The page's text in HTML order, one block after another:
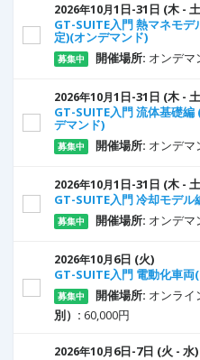
2026年10月1 日-31 日 (木 -
GT-SUITE入門 熱マネモ
定)(オンデマンド)
募集中 開催場所: オンデマ
2026年10月1 日-31 日 (木 -
GT-SUITE入門 流体基礎
デマンド)
募集中 開催場所: オンデマ
2026年10月1 日-31 日 (木 -
GT-SUITE入門 冷却モデル
募集中 開催場所: オンデマ
2026年10月6日 (火)
GT-SUITE入門 電動化車両
募集中 開催場所: オンライ
別）: 60,000円
2026年10月6日-7日 (火 - 水)